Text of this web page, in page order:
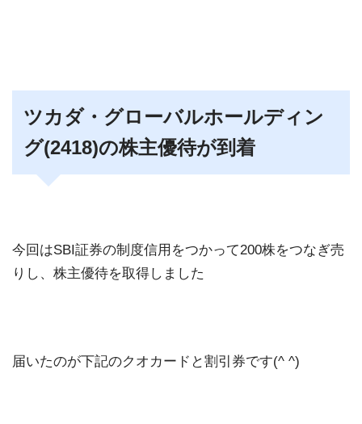
ツカダ・グローバルホールディン
グ(2418)の株主優待が到着
今回はSBI証券の制度信用をつかって200株をつなぎ売
りし、株主優待を取得しました
届いたのが下記のクオカードと割引券です(^ ^)